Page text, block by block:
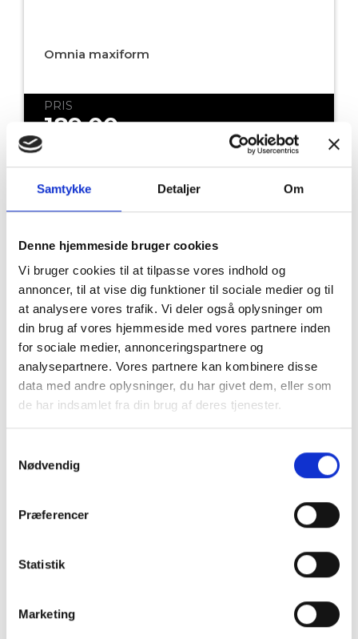
Samtykke Detaljer Om
Denne hjemmeside bruger cookies
Vi bruger cookies til at tilpasse vores indhold og
annoncer, til at vise dig funktioner til sociale medier og til
at analysere vores trafik. Vi deler også oplysninger om
din brug af vores hjemmeside med vores partnere inden
for sociale medier, annonceringspartnere og
analysepartnere. Vores partnere kan kombinere disse
data med andre oplysninger, du har givet dem, eller som
de har indsamlet fra din brug af deres tjenester.
Nødvendig
Præferencer
Statistik
Marketing
Omnia maxiform
PRIS
189,00
Omniakogebogen - Den sultne rejsende af
Ayo Hansen
249,00
LÆG I KURVEN